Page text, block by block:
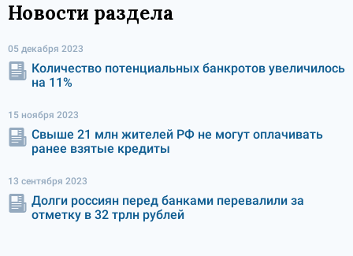
Новости раздела
05 декабря 2023
Количество потенциальных банкротов увеличилось
на 11%
15 ноября 2023
Свыше 21 млн жителей РФ не могут оплачивать
ранее взятые кредиты
13 сентября 2023
Долги россиян перед банками перевалили за
отметку в 32 трлн рублей